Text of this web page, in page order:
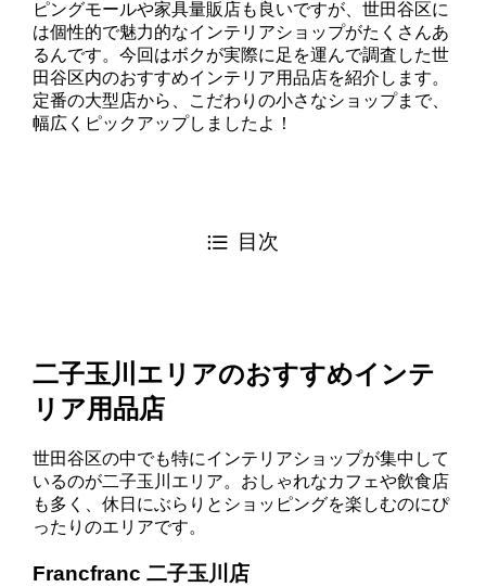
ピングモールや家具量販店も良いですが、世田谷区に
は個性的で魅力的なインテリアショップがたくさんあ
るんです。今回はボクが実際に足を運んで調査した世
田谷区内のおすすめインテリア用品店を紹介します。
定番の大型店から、こだわりの小さなショップまで、
幅広くピックアップしましたよ！
目次
二子玉川エリアのおすすめインテ
リア用品店
世田谷区の中でも特にインテリアショップが集中して
いるのが二子玉川エリア。おしゃれなカフェや飲食店
も多く、休日にぶらりとショッピングを楽しむのにぴ
ったりのエリアです。
Francfranc 二子玉川店